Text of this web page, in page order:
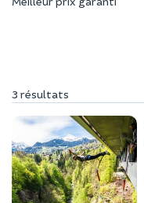
3 résultats